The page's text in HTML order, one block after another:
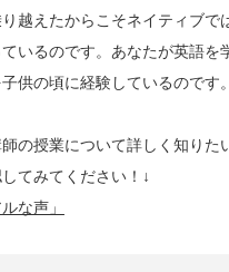
越えたからこそネイティブで
いるのです。あなたが英語を
供の頃に経験しているのです。
の授業について詳しく知りた
てみてください！↓
な声」